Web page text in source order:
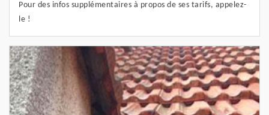
Pour des infos supplémentaires à propos de ses tarifs, appelez-
le !